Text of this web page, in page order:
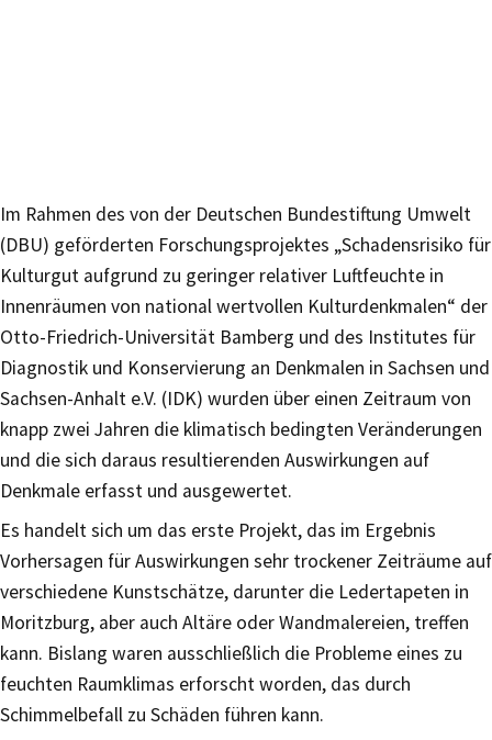
Im Rahmen des von der Deutschen Bundestiftung Umwelt
(DBU) geförderten Forschungsprojektes „Schadensrisiko für
Kulturgut aufgrund zu geringer relativer Luftfeuchte in
Innenräumen von national wertvollen Kulturdenkmalen“ der
Otto-Friedrich-Universität Bamberg und des Institutes für
Diagnostik und Konservierung an Denkmalen in Sachsen und
Sachsen-Anhalt e.V. (IDK) wurden über einen Zeitraum von
knapp zwei Jahren die klimatisch bedingten Veränderungen
und die sich daraus resultierenden Auswirkungen auf
Denkmale erfasst und ausgewertet.
Es handelt sich um das erste Projekt, das im Ergebnis
Vorhersagen für Auswirkungen sehr trockener Zeiträume auf
verschiedene Kunstschätze, darunter die Ledertapeten in
Moritzburg, aber auch Altäre oder Wandmalereien, treffen
kann. Bislang waren ausschließlich die Probleme eines zu
feuchten Raumklimas erforscht worden, das durch
Schimmelbefall zu Schäden führen kann.